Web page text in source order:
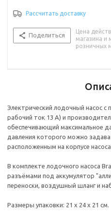
Рассчитать доставку
Поделиться
Цена
магазина и
розничных
Электрический лодочный насос с
рабочий ток 13 А) и
обеспечивающий максимальное
давления которого можно
расположенным на корпусе
В комплекте лодочного насоса
разъёмами под аккумулятор
переноски, воздушный шланг и
Размеры упаковки: 21 х 24 х 21 см.